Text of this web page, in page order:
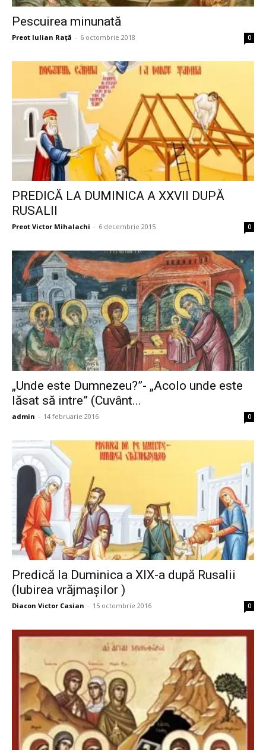
Pescuirea minunată
Preot Iulian Raţă - 6 octombrie 2018 0
PREDICĂ LA DUMINICA A XXVII DUPĂ
RUSALII
Preot Victor Mihalachi - 6 decembrie 2015 0
„Unde este Dumnezeu?”- „Acolo unde este
lăsat să intre” (Cuvânt...
admin - 14 februarie 2016 0
Predică la Duminica a XIX-a după Rusalii
(Iubirea vrăjmaşilor )
Diacon Victor Casian - 15 octombrie 2016 0